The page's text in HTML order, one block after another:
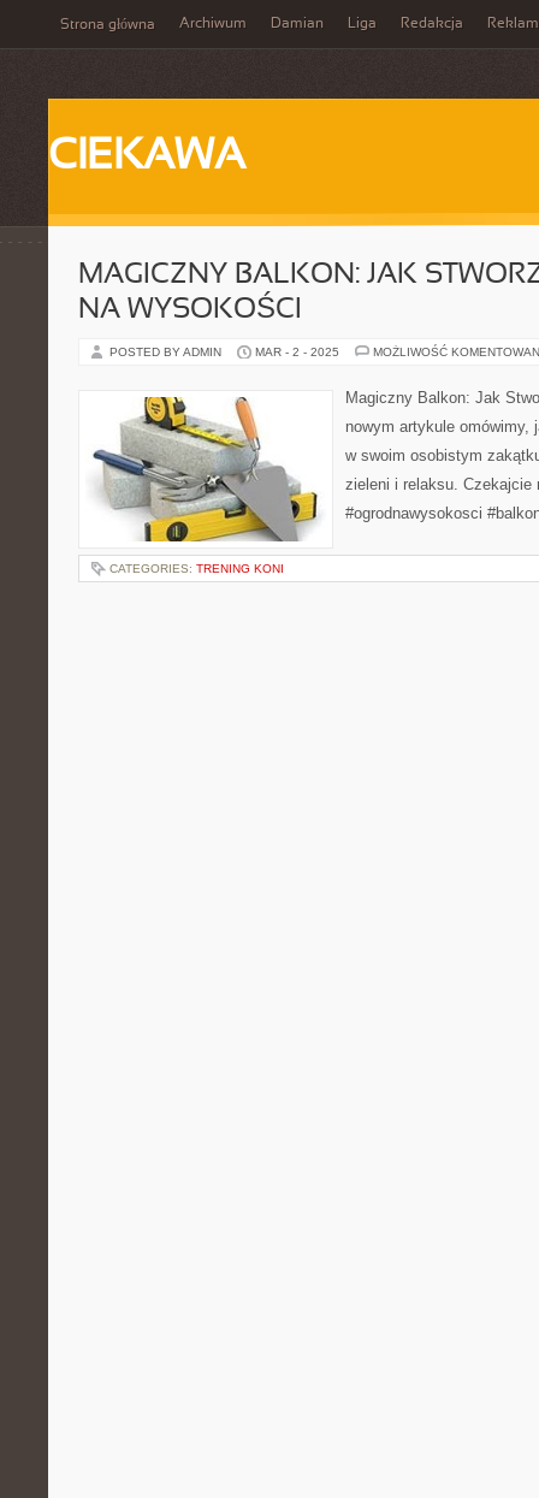
Strona główna Archiwum Damian Liga Redakcja
CIEKAWA
MAGICZNY BALKON: JAK
NA WYSOKOŚCI
POSTED BY ADMIN MAR - 2 - 2025 MOŻLIWOŚĆ
Magiczny Balkon: Jak
nowym artykule omówimy,
w swoim osobistym
zieleni i relaksu. Czekajcie
#ogrodnawysokosci
CATEGORIES: TRENING KONI